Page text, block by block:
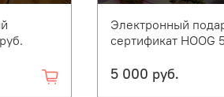
Электронный
сертификат HOOG
5 000 руб.